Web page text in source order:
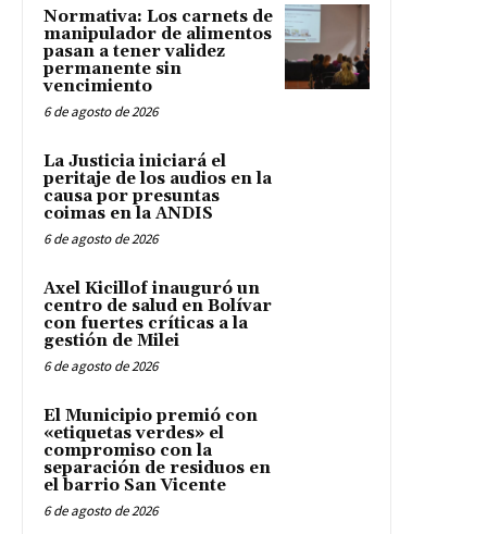
Normativa: Los carnets de
manipulador de alimentos
pasan a tener validez
permanente sin
vencimiento
6 de agosto de 2026
La Justicia iniciará el
peritaje de los audios en la
causa por presuntas
coimas en la ANDIS
6 de agosto de 2026
Axel Kicillof inauguró un
centro de salud en Bolívar
con fuertes críticas a la
gestión de Milei
6 de agosto de 2026
El Municipio premió con
«etiquetas verdes» el
compromiso con la
separación de residuos en
el barrio San Vicente
6 de agosto de 2026